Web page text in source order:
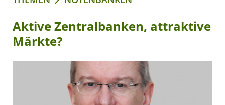
Aktive Zentralbanken, attraktive
Märkte?